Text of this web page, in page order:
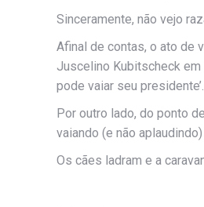
Sinceramente, não vejo
Afinal de contas, o ato de
Juscelino Kubitscheck
pode vaiar seu presidente’.
Por outro lado, do ponto
vaiando (e não
Os cães ladram e a